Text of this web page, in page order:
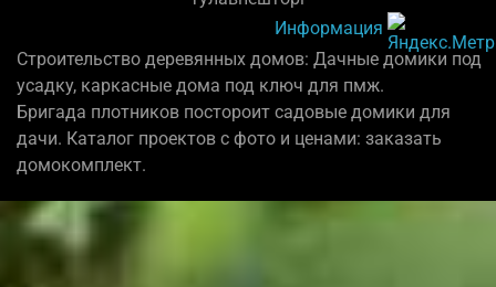
Информация
Строительство деревянных домов: Дачные домики под
усадку, каркасные дома под ключ для пмж.
Бригада плотников постороит садовые домики для
дачи. Каталог проектов с фото и ценами: заказать
домокомплект.